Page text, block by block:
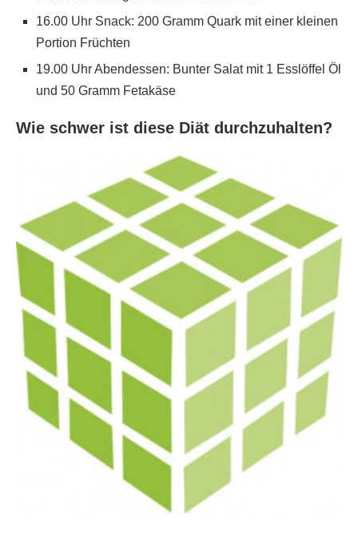
16.00 Uhr Snack: 200 Gramm Quark mit einer kleinen
Portion Früchten
19.00 Uhr Abendessen: Bunter Salat mit 1 Esslöffel Öl
und 50 Gramm Fetakäse
Wie schwer ist diese Diät durchzuhalten?